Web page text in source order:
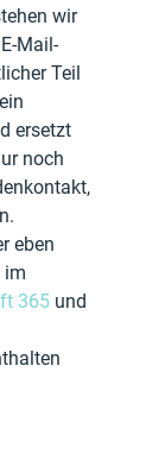
wir
Mail-
Teil
ersetzt
noch
eben
im
365 und